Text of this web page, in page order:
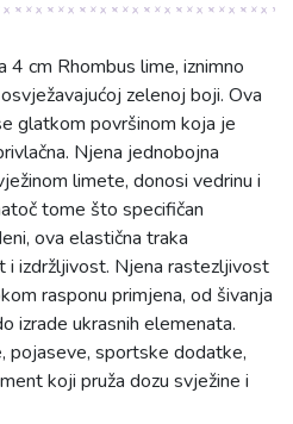
cm Rhombus lime, iznimno
zelenoj boji. Ova
glatkom površinom koja je
Njena jednobojna
limete, donosi vedrinu i
tome što specifičan
ova elastična traka
i izdržljivost. Njena rastezljivost
rasponu primjena, od šivanja
izrade ukrasnih elemenata.
pojaseve, sportske dodatke,
koji pruža dozu svježine i